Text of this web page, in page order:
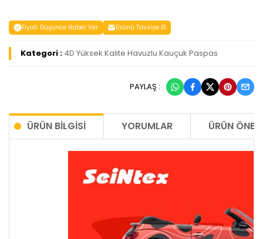
Fiyatı Düşünce Haber Ver Ürünü Tavsiye Et
Kategori : 4D Yüksek Kalite Havuzlu Kauçuk Paspas
PAYLAŞ :
ÜRÜN BILGISI YORUMLAR ÜRÜN